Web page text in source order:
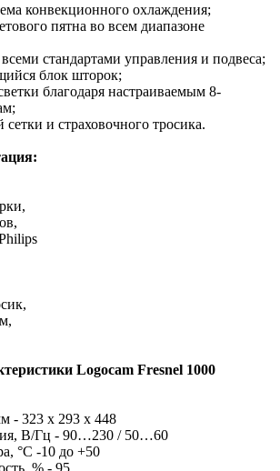
конвекционного охлаждения;
пятна во всем диапазоне
стандартами управления и подвеса;
блок шторок;
благодаря настраиваемым 8-
и страховочного тросика.
Logocam Fresnel 1000
- 323 x 293 x 448
В/Гц - 90…230 / 50…60
°С -10 до +50
% - 95